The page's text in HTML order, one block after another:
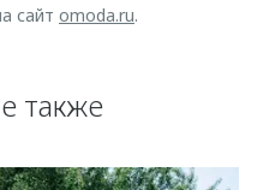
сайт omoda.ru.
также